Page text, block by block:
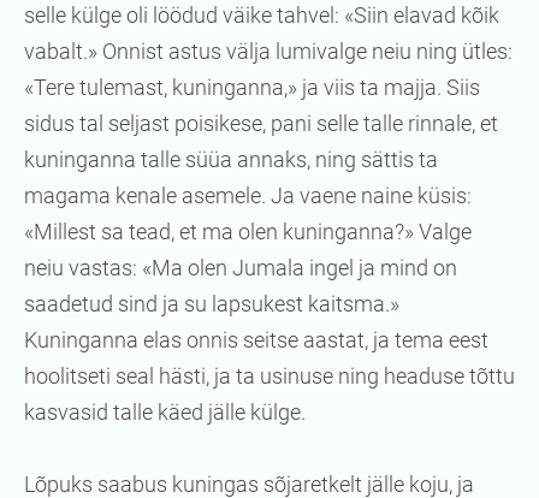
selle külge oli löödud väike tahvel: «Siin elavad kõik
vabalt.» Onnist astus välja lumivalge neiu ning ütles:
«Tere tulemast, kuninganna,» ja viis ta majja. Siis
sidus tal seljast poisikese, pani selle talle rinnale, et
kuninganna talle süüa annaks, ning sättis ta
magama kenale asemele. Ja vaene naine küsis:
«Millest sa tead, et ma olen kuninganna?» Valge
neiu vastas: «Ma olen Jumala ingel ja mind on
saadetud sind ja su lapsukest kaitsma.»
Kuninganna elas onnis seitse aastat, ja tema eest
hoolitseti seal hästi, ja ta usinuse ning headuse tõttu
kasvasid talle käed jälle külge.
Lõpuks saabus kuningas sõjaretkelt jälle koju, ja